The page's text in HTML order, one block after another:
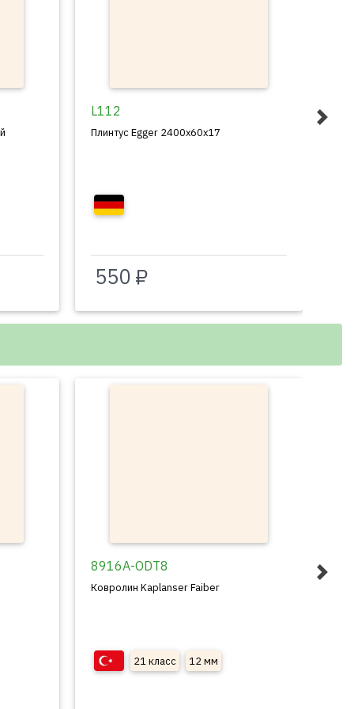
L112
Плинтус Egger 2400x60x17
550 ₽
8916A-ODT8
Ковролин Kaplanser Faiber
21 класс 12 мм